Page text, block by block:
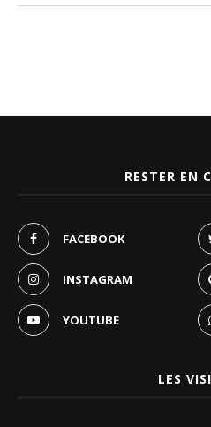
RESTER EN
FACEBOOK
INSTAGRAM
YOUTUBE
LES